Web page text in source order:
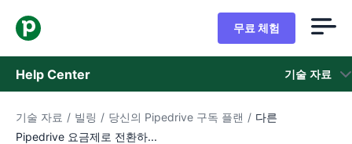
무료 체험
Help Center 기술 자료
기술 자료
기술 자료 / 빌링 / 당신의 Pipedrive 구독 플랜 / 다른
Pipedrive 요금제로 전환하...